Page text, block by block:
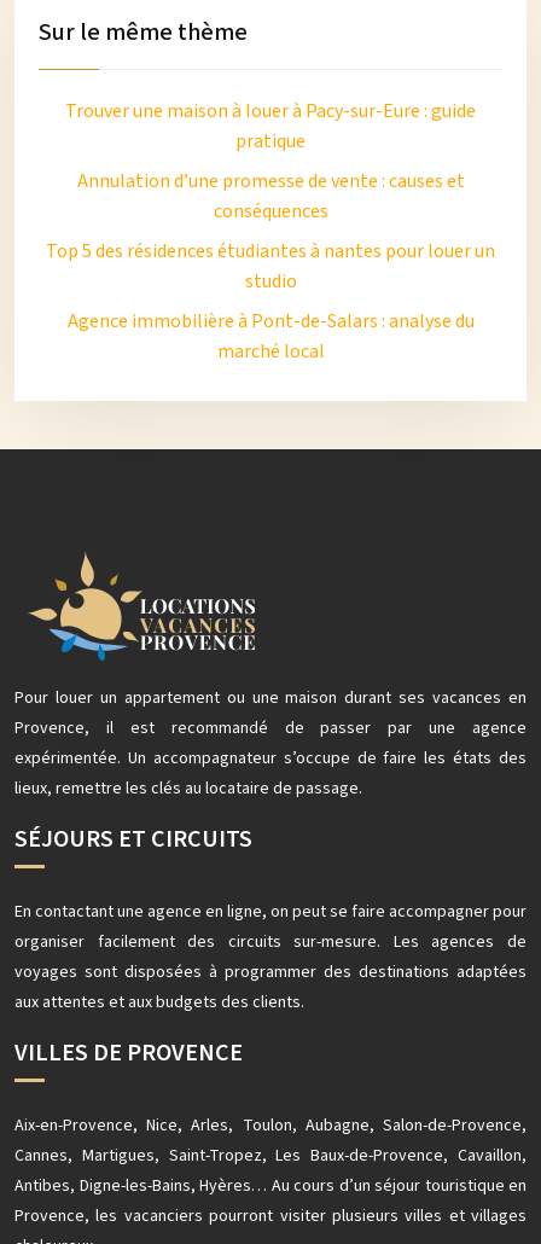
Sur le même thème
Trouver une maison à louer à Pacy-sur-Eure : guide
pratique
Annulation d’une promesse de vente : causes et
conséquences
Top 5 des résidences étudiantes à nantes pour louer un
studio
Agence immobilière à Pont-de-Salars : analyse du
marché local
Pour louer un appartement ou une maison durant ses vacances en
Provence, il est recommandé de passer par une agence
expérimentée. Un accompagnateur s’occupe de faire les états des
lieux, remettre les clés au locataire de passage.
SÉJOURS ET CIRCUITS
En contactant une agence en ligne, on peut se faire accompagner pour
organiser facilement des circuits sur-mesure. Les agences de
voyages sont disposées à programmer des destinations adaptées
aux attentes et aux budgets des clients.
VILLES DE PROVENCE
Aix-en-Provence, Nice, Arles, Toulon, Aubagne, Salon-de-Provence,
Cannes, Martigues, Saint-Tropez, Les Baux-de-Provence, Cavaillon,
Antibes, Digne-les-Bains, Hyères… Au cours d’un séjour touristique en
Provence, les vacanciers pourront visiter plusieurs villes et villages